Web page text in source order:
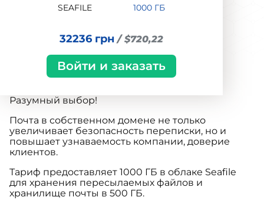
Разумный выбор!
Почта в собственном домене не только
увеличивает безопасность переписки, но и
повышает узнаваемость компании, доверие
клиентов.
Тариф предоставляет 1000 ГБ в облаке Seafile
для хранения пересылаемых файлов и
хранилище почты в 500 ГБ.
SEAFILE 1000 ГБ
32236 грн / $720,22
Войти и заказать